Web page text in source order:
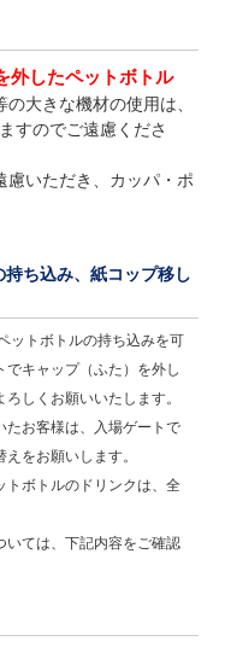
外したペットボトル
大きな機材の使用は、
すのでご遠慮くださ
いただき、カッパ・ポ
ち込み、紙コップ移し
ットボトルの持ち込みを可
キャップ（ふた）を外し
しくお願いいたします。
たお客様は、入場ゲートで
をお願いします。
トボトルのドリンクは、全
いては、下記内容をご確認